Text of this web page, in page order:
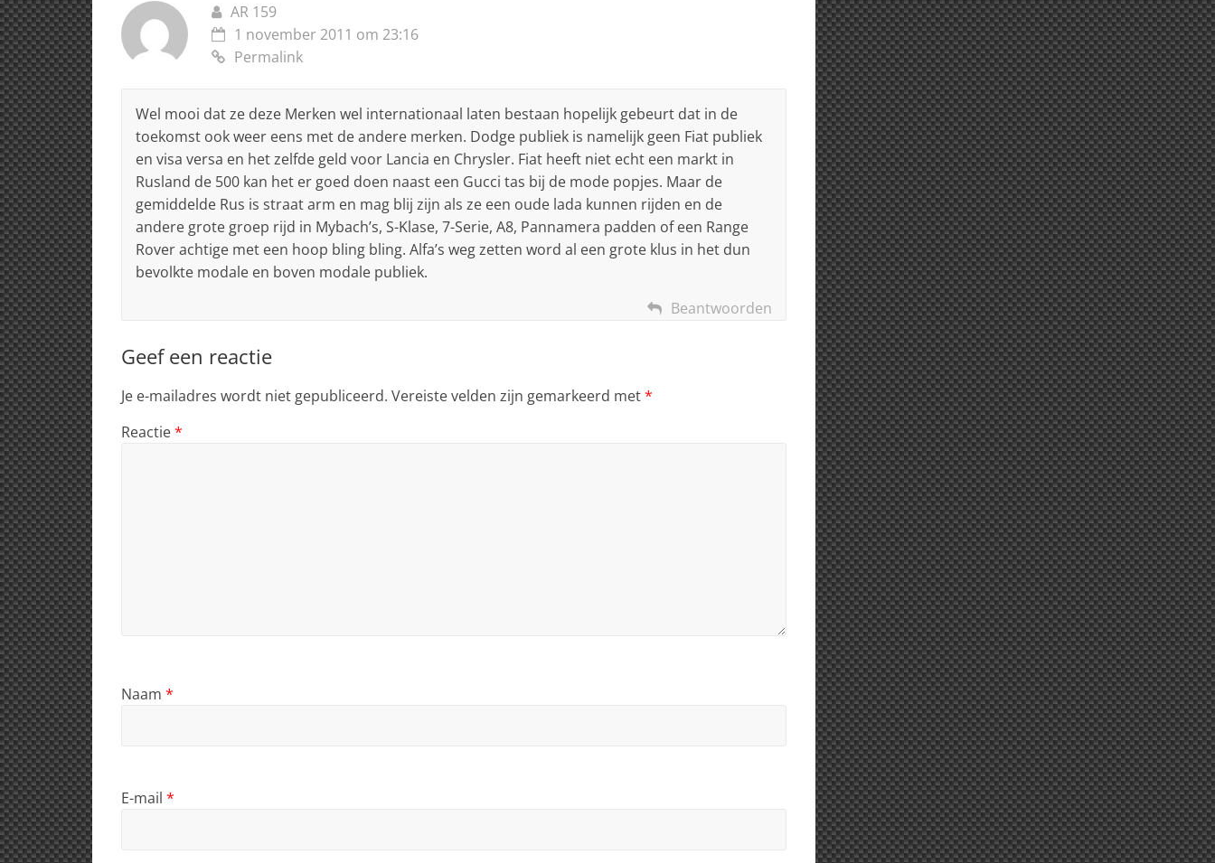
AR 159
1 november 2011 om 23:16
Permalink
Wel mooi dat ze deze Merken wel internationaal laten bestaan hopelijk gebeurt dat in de
toekomst ook weer eens met de andere merken. Dodge publiek is namelijk geen Fiat publiek
en visa versa en het zelfde geld voor Lancia en Chrysler. Fiat heeft niet echt een markt in
Rusland de 500 kan het er goed doen naast een Gucci tas bij de mode popjes. Maar de
gemiddelde Rus is straat arm en mag blij zijn als ze een oude lada kunnen rijden en de
andere grote groep rijd in Mybach’s, S-Klase, 7-Serie, A8, Pannamera padden of een Range
Rover achtige met een hoop bling bling. Alfa’s weg zetten word al een grote klus in het dun
bevolkte modale en boven modale publiek.
Beantwoorden
Geef een reactie
Je e-mailadres wordt niet gepubliceerd. Vereiste velden zijn gemarkeerd met*
Reactie*
Naam *
E-mail *